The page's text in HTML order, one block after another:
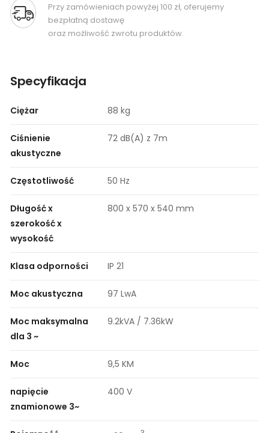
Przy zamówieniach powyżej 100 zł, oferujemy
bezpłatną dostawę
oraz możliwość zwrotu produktów.
Specyfikacja
Ciężar 88 kg
Ciśnienie
akustyczne
72 dB(A) z 7m
Częstotliwość 50 Hz
Długość x
szerokość x
wysokość
800 x 570 x 540 mm
Klasa odporności IP 21
Moc akustyczna 97 LwA
Moc maksymalna
dla 3 ~
9.2kVA / 7.36kW
Moc 9,5 KM
napięcie
znamionowe 3~
400 V